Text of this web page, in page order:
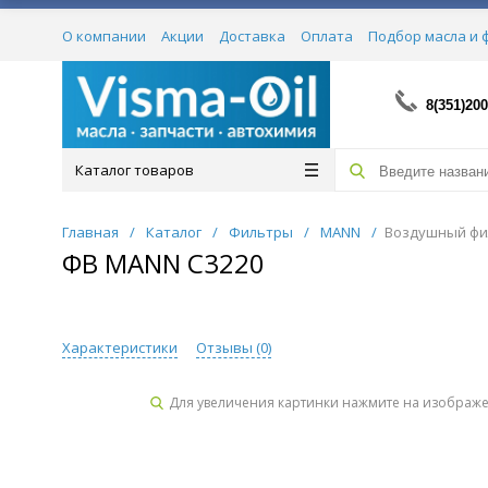
О компании Акции Доставка Оплата Подбор масла и
Сертификаты
Каталог товаров
Главная / Каталог / Фильтры / MANN / Воздушный
ФВ MANN C3220
Характеристики Отзывы (0)
Для увеличения картинки нажмите на